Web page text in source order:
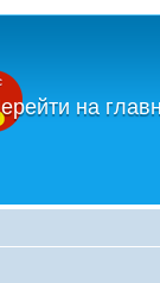
на